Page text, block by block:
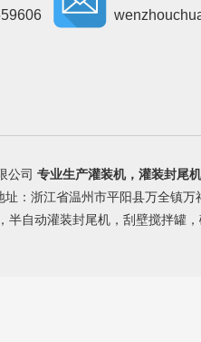
公司 专业生产灌装机， 灌装封尾机
址：浙江省温州市平阳县万全镇
， 半自动灌装封尾机 ， 刮壁搅拌罐